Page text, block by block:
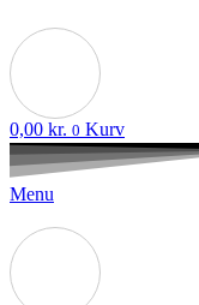
0,00 kr. 0 Kurv
Menu